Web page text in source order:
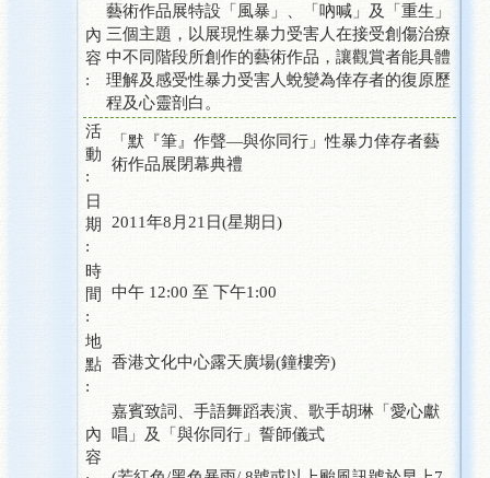
內
容
:
藝術作品展特設「風暴」、「吶喊」及「重生」
三個主題，以展現性暴力受害人在接受創傷治療
中不同階段所創作的藝術作品，讓觀賞者能具體
理解及感受性暴力受害人蛻變為倖存者的復原歷
程及心靈剖白。
活
動
:
「默『筆』作聲—與你同行」性暴力倖存者藝
術作品展閉幕典禮
日
期
:
2011年8月21日(星期日)
時
間
:
中午 12:00 至 下午1:00
地
點
:
香港文化中心露天廣場(鐘樓旁)
內
容
嘉賓致詞、手語舞蹈表演、歌手胡琳「愛心獻
唱」及「與你同行」誓師儀式